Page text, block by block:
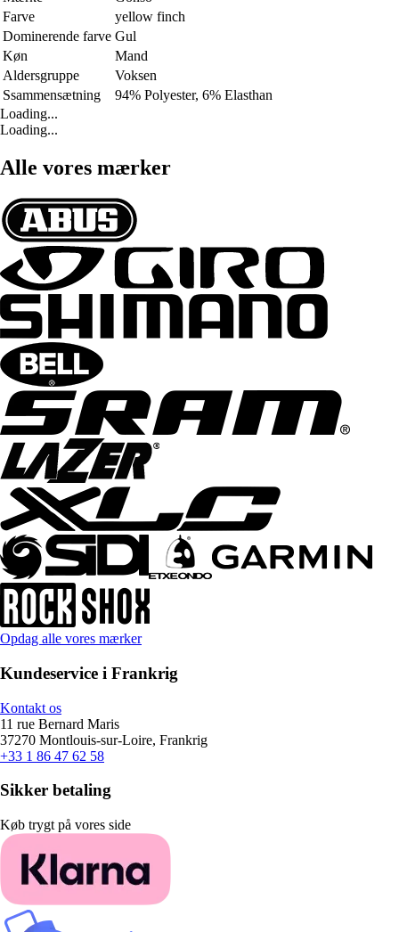
Farve
yellow finch
Dominerende farve Gul
Køn
Mand
Aldersgruppe
Voksen
Ssammensætning
94% Polyester, 6% Elasthan
Loading...
Loading...
Alle vores mærker
Opdag alle vores mærker
Kundeservice i Frankrig
Kontakt os
11 rue Bernard Maris
37270 Montlouis-sur-Loire, Frankrig
+33 1 86 47 62 58
Sikker betaling
Køb trygt på vores side